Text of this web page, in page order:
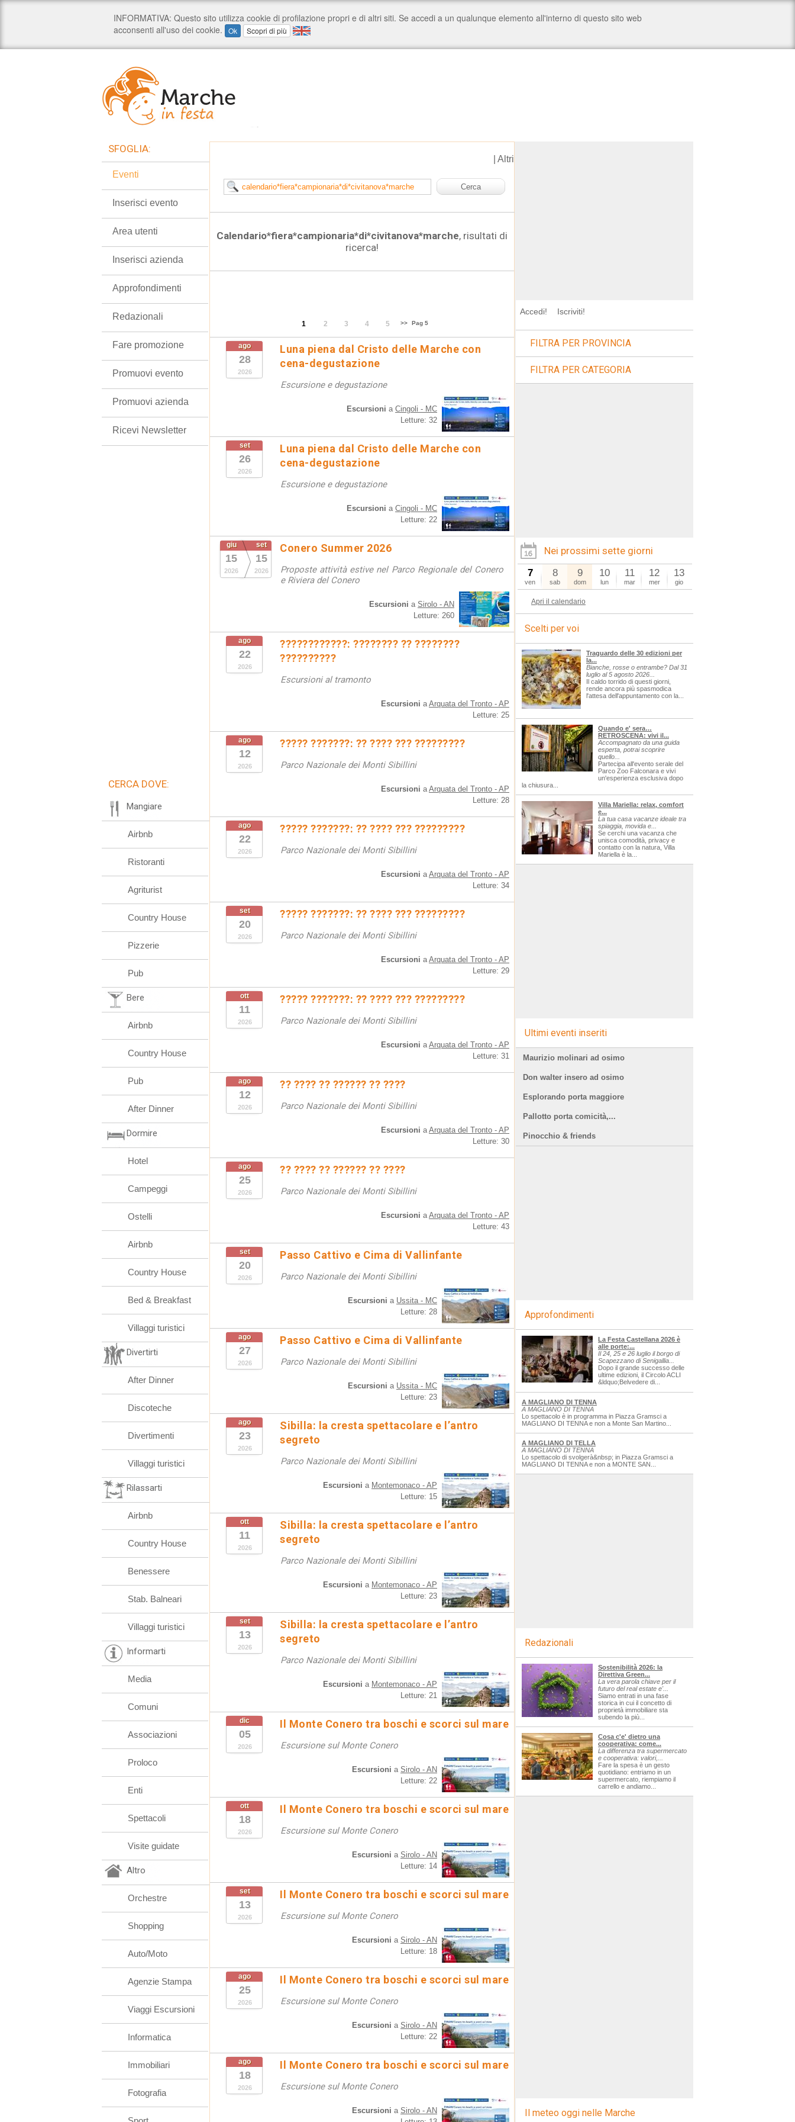
Altri
Calendario*fiera*campionaria*di*civitanova*marche, risultati di
ricerca!
1 2 3 4 5 >> Pag 5
ago
28
2026
Luna piena dal Cristo delle Marche con
cena-degustazione
Escursione e degustazione
Escursioni a Cingoli - MC
Letture: 32
set
26
2026
Luna piena dal Cristo delle Marche con
cena-degustazione
Escursione e degustazione
Escursioni a Cingoli - MC
Letture: 22
giu
15
2026
set
15
2026
Conero Summer 2026
Proposte attività estive nel Parco Regionale del Conero
e Riviera del Conero
Escursioni a Sirolo - AN
Letture: 260
ago
22
2026
????????????: ???????? ?? ????????
??????????
Escursioni al tramonto
Escursioni aArquata del Tronto - AP
Letture: 25
ago
12
2026
????? ???????: ?? ???? ??? ?????????
Parco Nazionale dei Monti Sibillini
Escursioni aArquata del Tronto - AP
Letture: 28
ago
22
2026
????? ???????: ?? ???? ??? ?????????
Parco Nazionale dei Monti Sibillini
Escursioni aArquata del Tronto - AP
Letture: 34
set
20
2026
????? ???????: ?? ???? ??? ?????????
Parco Nazionale dei Monti Sibillini
Escursioni aArquata del Tronto - AP
Letture: 29
ott
11
2026
????? ???????: ?? ???? ??? ?????????
Parco Nazionale dei Monti Sibillini
Escursioni aArquata del Tronto - AP
Letture: 31
ago
12
2026
?? ???? ?? ?????? ?? ????
Parco Nazionale dei Monti Sibillini
Escursioni aArquata del Tronto - AP
Letture: 30
ago
25
2026
?? ???? ?? ?????? ?? ????
Parco Nazionale dei Monti Sibillini
Escursioni aArquata del Tronto - AP
Letture: 43
set
20
2026
Passo Cattivo e Cima di Vallinfante
Parco Nazionale dei Monti Sibillini
Escursioni a Ussita - MC
Letture: 28
ago
27
2026
Passo Cattivo e Cima di Vallinfante
Parco Nazionale dei Monti Sibillini
Escursioni a Ussita - MC
Letture: 23
ago
23
2026
Sibilla: la cresta spettacolare e l’antro
segreto
Parco Nazionale dei Monti Sibillini
Escursioni a Montemonaco - AP
Letture: 15
ott
11
2026
Sibilla: la cresta spettacolare e l’antro
segreto
Parco Nazionale dei Monti Sibillini
Escursioni a Montemonaco - AP
Letture: 23
set
13
2026
Sibilla: la cresta spettacolare e l’antro
segreto
Parco Nazionale dei Monti Sibillini
Escursioni a Montemonaco - AP
Letture: 21
dic
05
2026
Il Monte Conero tra boschi e scorci sul mare
Escursione sul Monte Conero
Escursioni a Sirolo - AN
Letture: 22
ott
18
2026
Il Monte Conero tra boschi e scorci sul mare
Escursione sul Monte Conero
Escursioni a Sirolo - AN
Letture: 14
set
13
2026
Il Monte Conero tra boschi e scorci sul mare
Escursione sul Monte Conero
Escursioni a Sirolo - AN
Letture: 18
ago
25
2026
Il Monte Conero tra boschi e scorci sul mare
Escursione sul Monte Conero
Escursioni a Sirolo - AN
Letture: 22
ago
18
2026
Il Monte Conero tra boschi e scorci sul mare
Escursione sul Monte Conero
Escursioni a Sirolo - AN
SFOGLIA:
Eventi
Inserisci evento
Area utenti
Inserisci azienda
Approfondimenti
Redazionali
Fare promozione
Promuovi evento
Promuovi azienda
Ricevi Newsletter
CERCA DOVE:
Mangiare
Airbnb
Ristoranti
Agriturist
Country House
Pizzerie
Pub
Bere
Airbnb
Country House
Pub
After Dinner
Dormire
Hotel
Campeggi
Ostelli
Airbnb
Country House
Bed & Breakfast
Villaggi turistici
Divertirti
After Dinner
Discoteche
Divertimenti
Villaggi turistici
Rilassarti
Airbnb
Country House
Benessere
Stab. Balneari
Villaggi turistici
Informarti
Media
Comuni
Associazioni
Proloco
Enti
Spettacoli
Visite guidate
Altro
Orchestre
Shopping
Auto/Moto
Agenzie Stampa
Viaggi Escursioni
Informatica
Immobiliari
Fotografia
Accedi! Iscriviti!
FILTRA PER PROVINCIA
FILTRA PER CATEGORIA
Nei prossimi sette giorni
7
ven
8
sab
9
dom
10
lun
11
mar
12
mer
13
gio
Apri il calendario
Scelti per voi
Traguardo delle 30 edizioni per
la...
Bianche, rosse o entrambe? Dal 31
luglio al 5 agosto 2026...
Il caldo torrido di questi giorni,
rende ancora più spasmodica
l'attesa dell'appuntamento con la...
Quando e' sera…
RETROSCENA: vivi il...
Accompagnato da una guida
esperta, potrai scoprire
quello...
Partecipa all'evento serale del
Parco Zoo Falconara e vivi
un'esperienza esclusiva dopo
la chiusura...
Villa Mariella: relax, comfort
e...
La tua casa vacanze ideale tra
spiaggia, movida e...
Se cerchi una vacanza che
unisca comodità, privacy e
contatto con la natura, Villa
Mariella è la...
Ultimi eventi inseriti
Maurizio molinari ad osimo
Don walter insero ad osimo
Esplorando porta maggiore
Pallotto porta comicità,...
Pinocchio & friends
Approfondimenti
La Festa Castellana 2026 è
alle porte:...
Il 24, 25 e 26 luglio il borgo di
Scapezzano di Senigallia...
Dopo il grande successo delle
ultime edizioni, il Circolo ACLI
&ldquo;Belvedere di...
A MAGLIANO DI TENNA
A MAGLIANO DI TENNA
Lo spettacolo è in programma in Piazza Gramsci a
MAGLIANO DI TENNA e non a Monte San Martino...
A MAGLIANO DI TELLA
A MAGLIANO DI TENNA
Lo spettacolo di svolgerà&nbsp; in Piazza Gramsci a
MAGLIANO DI TENNA e non a MONTE SAN...
Redazionali
Sostenibilità 2026: la
Direttiva Green...
La vera parola chiave per il
futuro del real estate e'...
Siamo entrati in una fase
storica in cui il concetto di
proprietà immobiliare sta
subendo la più...
Cosa c'e' dietro una
cooperativa: come...
La differenza tra supermercato
e cooperativa: valori,...
Fare la spesa è un gesto
quotidiano: entriamo in un
supermercato, riempiamo il
carrello e andiamo...
Il meteo oggi nelle Marche